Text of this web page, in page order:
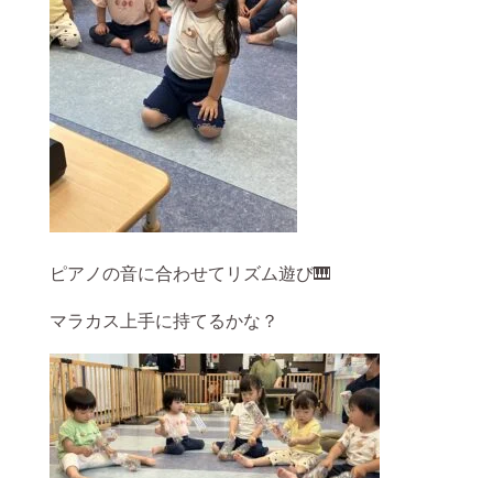
ピアノの音に合わせてリズム遊び🎹
マラカス上手に持てるかな？